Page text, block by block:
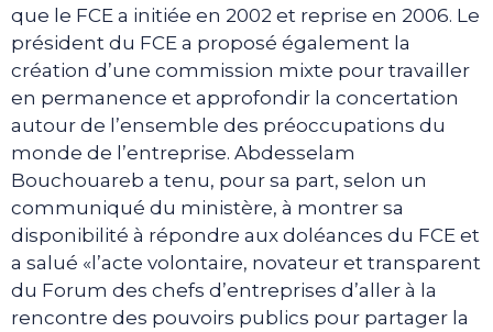
que le FCE a initiée en 2002 et reprise en 2006. Le
président du FCE a proposé également la
création d’une commission mixte pour travailler
en permanence et approfondir la concertation
autour de l’ensemble des préoccupations du
monde de l’entreprise. Abdesselam
Bouchouareb a tenu, pour sa part, selon un
communiqué du ministère, à montrer sa
disponibilité à répondre aux doléances du FCE et
a salué «l’acte volontaire, novateur et transparent
du Forum des chefs d’entreprises d’aller à la
rencontre des pouvoirs publics pour partager la